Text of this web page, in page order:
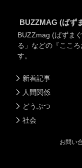
BUZZMAG (ばず
BUZZmag (ばずま
る」などの『ここ
す。
新着記事
人間関係
どうぶつ
社会
お問い